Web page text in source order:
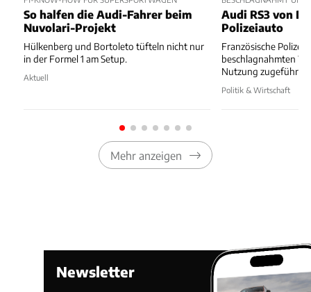
So halfen die Audi-Fahrer beim
Nuvolari-Projekt
Hülkenberg und Bortoleto tüfteln nicht nur
in der Formel 1 am Setup.
Aktuell
Audi RS3 von
Polizeiauto
Französische Polizei
beschlagnahmten
Nutzung zugeführt.
Politik & Wirtschaft
Mehr anzeigen
Newsletter